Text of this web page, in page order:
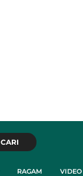
CARI
RAGAM VIDEO